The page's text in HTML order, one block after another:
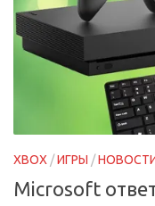
XBOX /ИГРЫ /
Microsoft